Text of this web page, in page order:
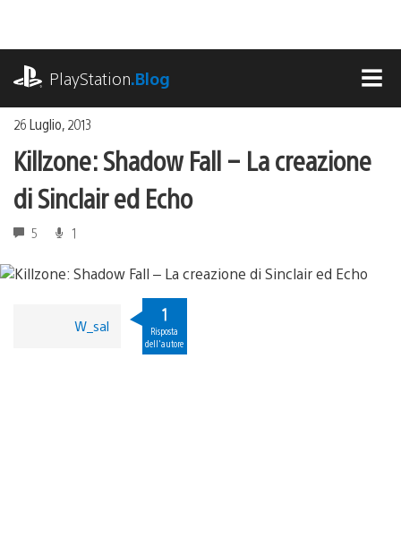
contenuto
PlayStation.Blog
26 Luglio, 2013
Killzone: Shadow Fall – La creazione
di Sinclair ed Echo
5 1
W_sal
1
Risposta
dell'autore